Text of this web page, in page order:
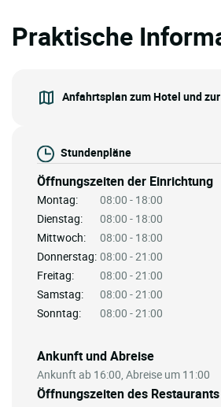
Praktische
Anfahrtsplan zum Hotel und
Stundenpläne
Öffnungszeiten der Einrichtung
Montag:
08:00 - 18:00
Dienstag:
08:00 - 18:00
Mittwoch:
08:00 - 18:00
Donnerstag: 08:00 - 21:00
Freitag:
08:00 - 21:00
Samstag:
08:00 - 21:00
Sonntag:
08:00 - 21:00
Ankunft und Abreise
Ankunft ab 16:00, Abreise um 11:00
Öffnungszeiten des Restaurants